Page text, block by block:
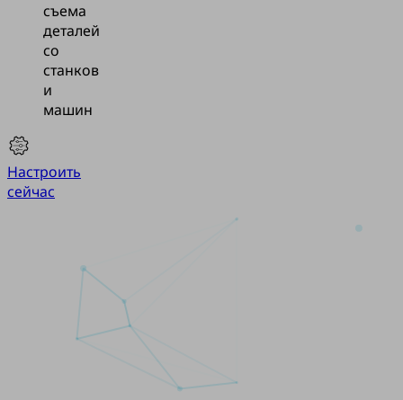
съема
деталей
со
станков
и
машин
Настроить
сейчас